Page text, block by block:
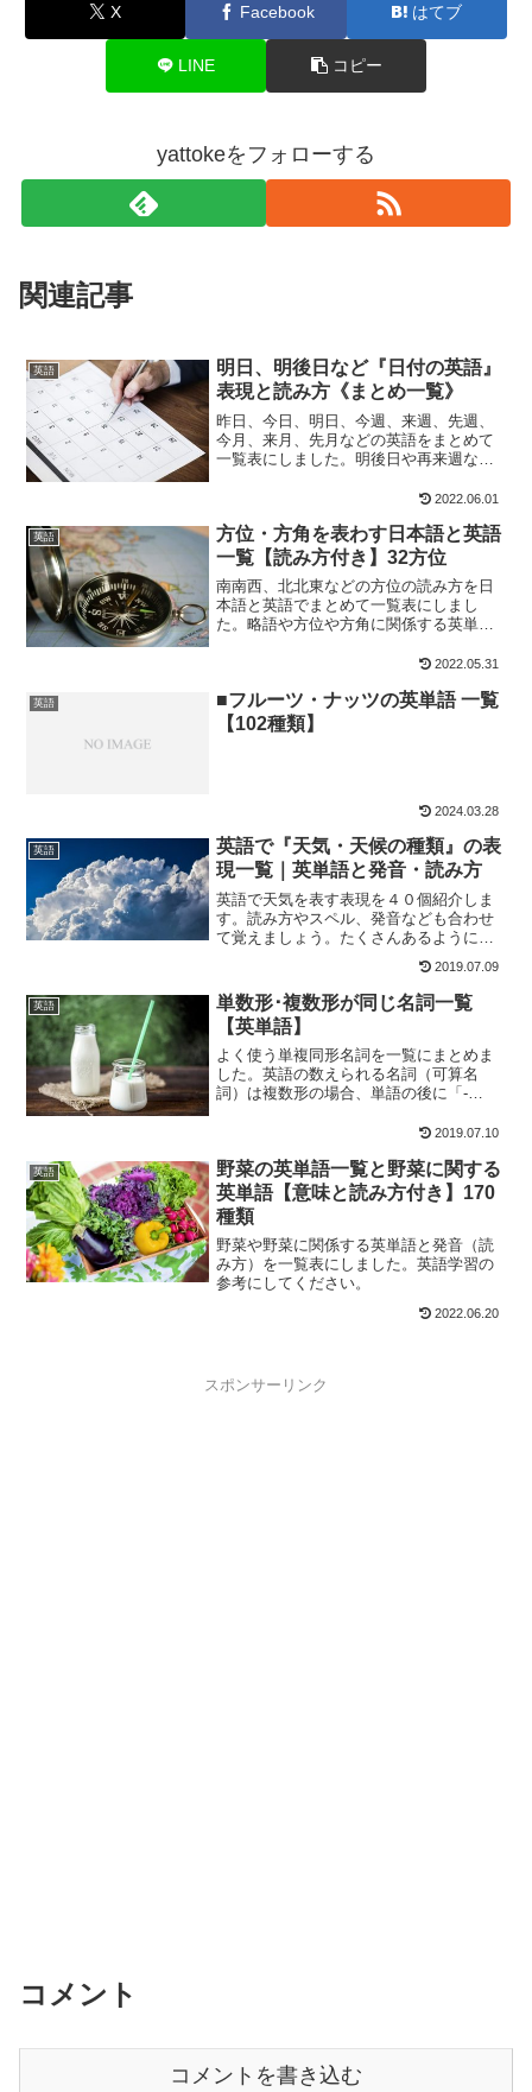
X Facebook はてブ
LINE コピー
yattokeをフォローする
関連記事
英語
明日、明後日など『日付の英語』
表現と読み方《まとめ一覧》
昨日、今日、明日、今週、来週、先週、
今月、来月、先月などの英語をまとめて
一覧表にしました。明後日や再来週など
は意外と使うことの多い日付の表現を紹
2022.06.01
英語
方位・方角を表わす日本語と英語
一覧【読み方付き】32方位
南南西、北北東などの方位の読み方を日
本語と英語でまとめて一覧表にしまし
た。略語や方位や方角に関係する英単語
2022.05.31
英語
■フルーツ・ナッツの英単語 一覧
【102種類】
2024.03.28
英語
英語で『天気・天候の種類』の表
現一覧｜英単語と発音・読み方
英語で天気を表す表現を４０個紹介しま
す。読み方やスペル、発音なども合わせ
て覚えましょう。たくさんあるように感
ので、それほど難しくないと思います。
この機会に是非覚えていってください。
2019.07.09
英語
単数形･複数形が同じ名詞一覧
【英単語】
よく使う単複同形名詞を一覧にまとめま
した。英語の数えられる名詞（可算名
詞）は複数形の場合、単語の後に「-
が同じ形で使われる名詞があり、これを
す。
2019.07.10
英語
野菜の英単語一覧と野菜に関する
英単語【意味と読み方付き】170
種類
野菜や野菜に関係する英単語と発音（読
み方）を一覧表にしました。英語学習の
参考にしてください。
2022.06.20
スポンサーリンク
コメント
コメントを書き込む